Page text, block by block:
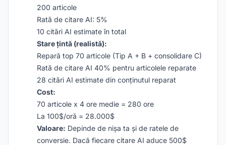
200 articole
Rată de citare AI: 5%
10 citări AI estimate în total
Stare țintă (realistă):
Repară top 70 articole (Tip A + B + consolidare C)
Rată de citare AI 40% pentru articolele reparate
28 citări AI estimate din conținutul reparat
Cost:
70 articole x 4 ore medie = 280 ore
La 100$/oră = 28.000$
Valoare: Depinde de nișa ta și de ratele de
conversie. Dacă fiecare citare AI aduce 500$